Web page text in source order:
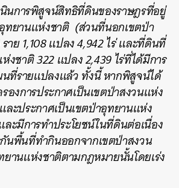
พิสูจน์สิทธิที่ดินของราษฎรที่อยู่
ทยานแห่งชาติ (ส่วนที่นอกเขตป่า
าย 1,108 แปลง 4,942 ไร่ และที่ดินที่
งชาติ 322 แปลง 2,439 ไร่ที่ได้มีการ
ที่รายแปลงแล้ว ทั้งนี้ หากพิสูจน์ได้
องการประกาศเป็นเขตป่าสงวนแห่ง
ะประกาศเป็นเขตป่าอุทยานแห่ง
ะมีการทำประโยชน์ในที่ดินต่อเนื่อง
นพื้นที่ทำกินออกจากเขตป่าสงวน
านแห่งชาติตามกฎหมายนั้นโดยเร่ง